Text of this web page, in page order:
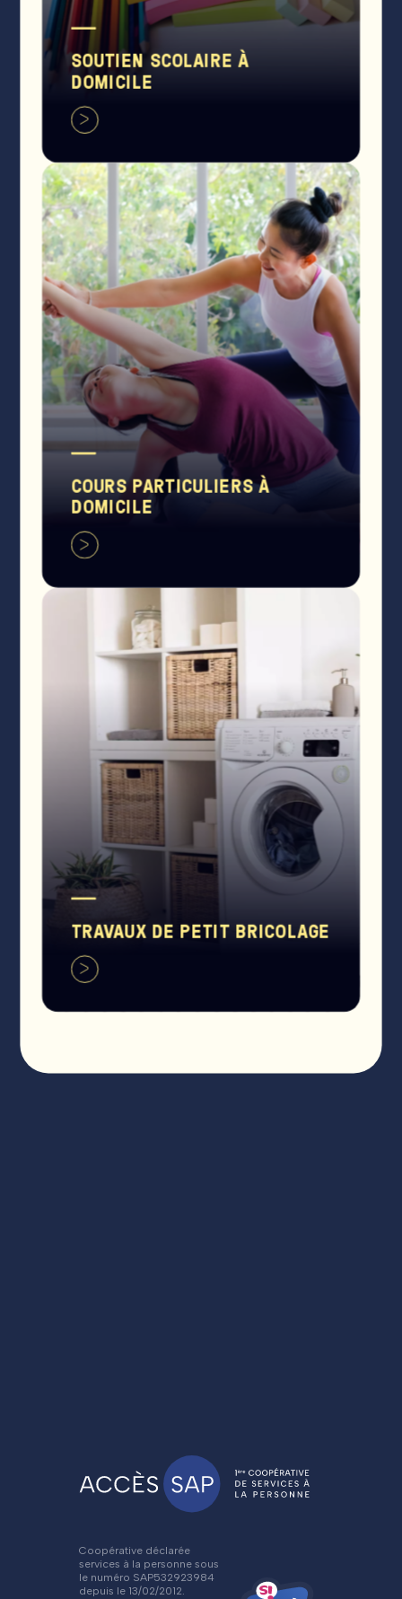
SOUTIEN SCOLAIRE À
DOMICILE
COURS PARTICULIERS À
DOMICILE
TRAVAUX DE PETIT BRICOLAGE
Coopérative déclarée
services à la personne sous
le numéro SAP532923984
depuis le 13/02/2012.